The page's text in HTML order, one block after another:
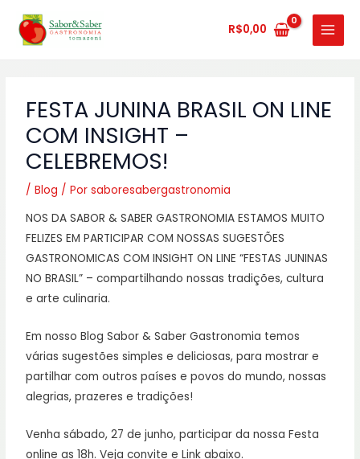
para
R$0,00
MAIN
MENU
FESTA JUNINA BRASIL ON LINE
COM INSIGHT –
CELEBREMOS!
/Blog / Porsaboresabergastronomia
NOS DA SABOR & SABER GASTRONOMIA ESTAMOS MUITO
FELIZES EM PARTICIPAR COM NOSSAS SUGESTÕES
GASTRONOMICAS COM INSIGHT ON LINE “FESTAS JUNINAS
NO BRASIL” – compartilhando nossas tradições, cultura
e arte culinaria.
Em nosso Blog Sabor & Saber Gastronomia temos
várias sugestões simples e deliciosas, para mostrar e
partilhar com outros países e povos do mundo, nossas
alegrias, prazeres e tradições!
Venha sábado, 27 de junho, participar da nossa Festa
online as 18h. Veja convite e Link abaixo.